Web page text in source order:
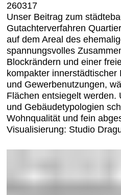
260317
Unser Beitrag zum
Gutachterverfahren
auf dem Areal des
spannungsvolles
Blockrändern und einer
kompakter
und Gewerbenutzungen,
Flächen entsiegelt werden.
und Gebäudetypologien
Wohnqualität und fein
Visualisierung: Studio